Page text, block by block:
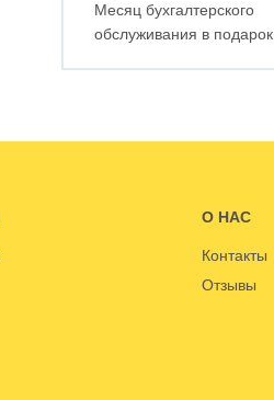
Месяц бухгалтерского
обслуживания в подарок
О НАС
Контакты
Отзывы